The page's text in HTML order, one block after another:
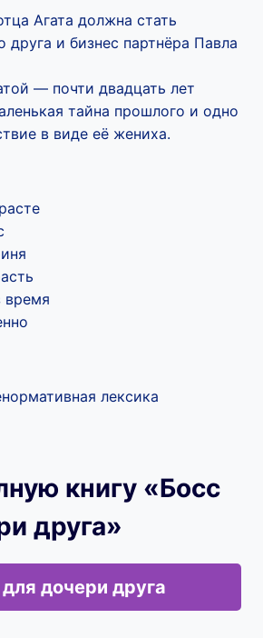
Агата должна стать
друга и бизнес партнёра Павла
— почти двадцать лет
тайна прошлого и одно
в виде её жениха.
время
лексика
книгу «Босс
друга»
дочери друга